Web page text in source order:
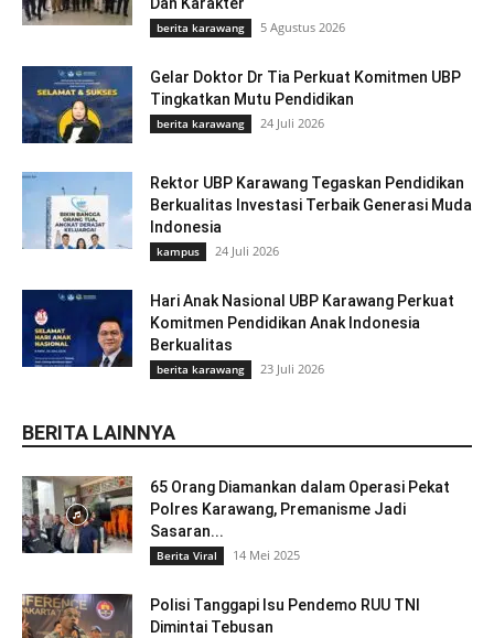
Dan Karakter
berita karawang 5 Agustus 2026
Gelar Doktor Dr Tia Perkuat Komitmen UBP
Tingkatkan Mutu Pendidikan
berita karawang 24 Juli 2026
Rektor UBP Karawang Tegaskan Pendidikan
Berkualitas Investasi Terbaik Generasi Muda
Indonesia
kampus 24 Juli 2026
Hari Anak Nasional UBP Karawang Perkuat
Komitmen Pendidikan Anak Indonesia
Berkualitas
berita karawang 23 Juli 2026
BERITA LAINNYA
65 Orang Diamankan dalam Operasi Pekat
Polres Karawang, Premanisme Jadi
Sasaran...
Berita Viral 14 Mei 2025
Polisi Tanggapi Isu Pendemo RUU TNI
Dimintai Tebusan